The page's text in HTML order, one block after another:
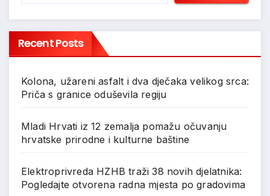
Recent Posts
Kolona, užareni asfalt i dva dječaka velikog srca:
Priča s granice oduševila regiju
Mladi Hrvati iz 12 zemalja pomažu očuvanju
hrvatske prirodne i kulturne baštine
Elektroprivreda HZHB traži 38 novih djelatnika:
Pogledajte otvorena radna mjesta po gradovima